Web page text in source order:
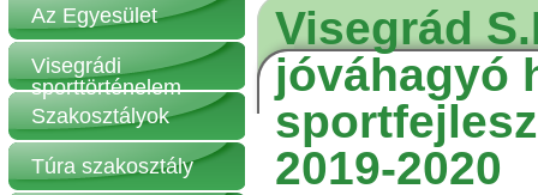
Visegrád
jóváhagyó
2019-2020
Az Egyesület
Visegrádi
sporttörténelem
Szakosztályok
Túra szakosztály